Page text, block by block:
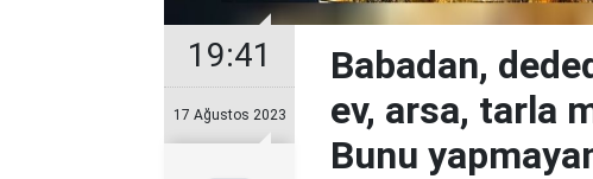
19:41
17 Ağustos 2023
Babadan,
ev, arsa, tarla
Bunu